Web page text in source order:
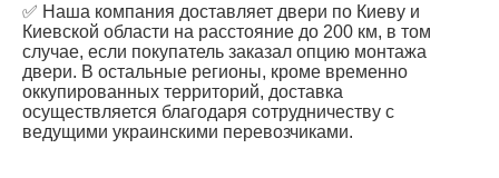
✅ Наша компания доставляет двери по Киеву и
Киевской области на расстояние до 200 км, в том
случае, если покупатель заказал опцию монтажа
двери. В остальные регионы, кроме временно
оккупированных территорий, доставка
осуществляется благодаря сотрудничеству с
ведущими украинскими перевозчиками.